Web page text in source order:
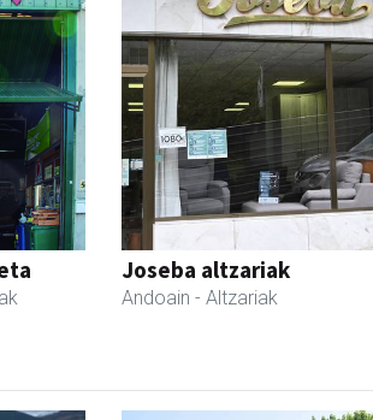
Joseba altzariak
Andoain - Altzariak